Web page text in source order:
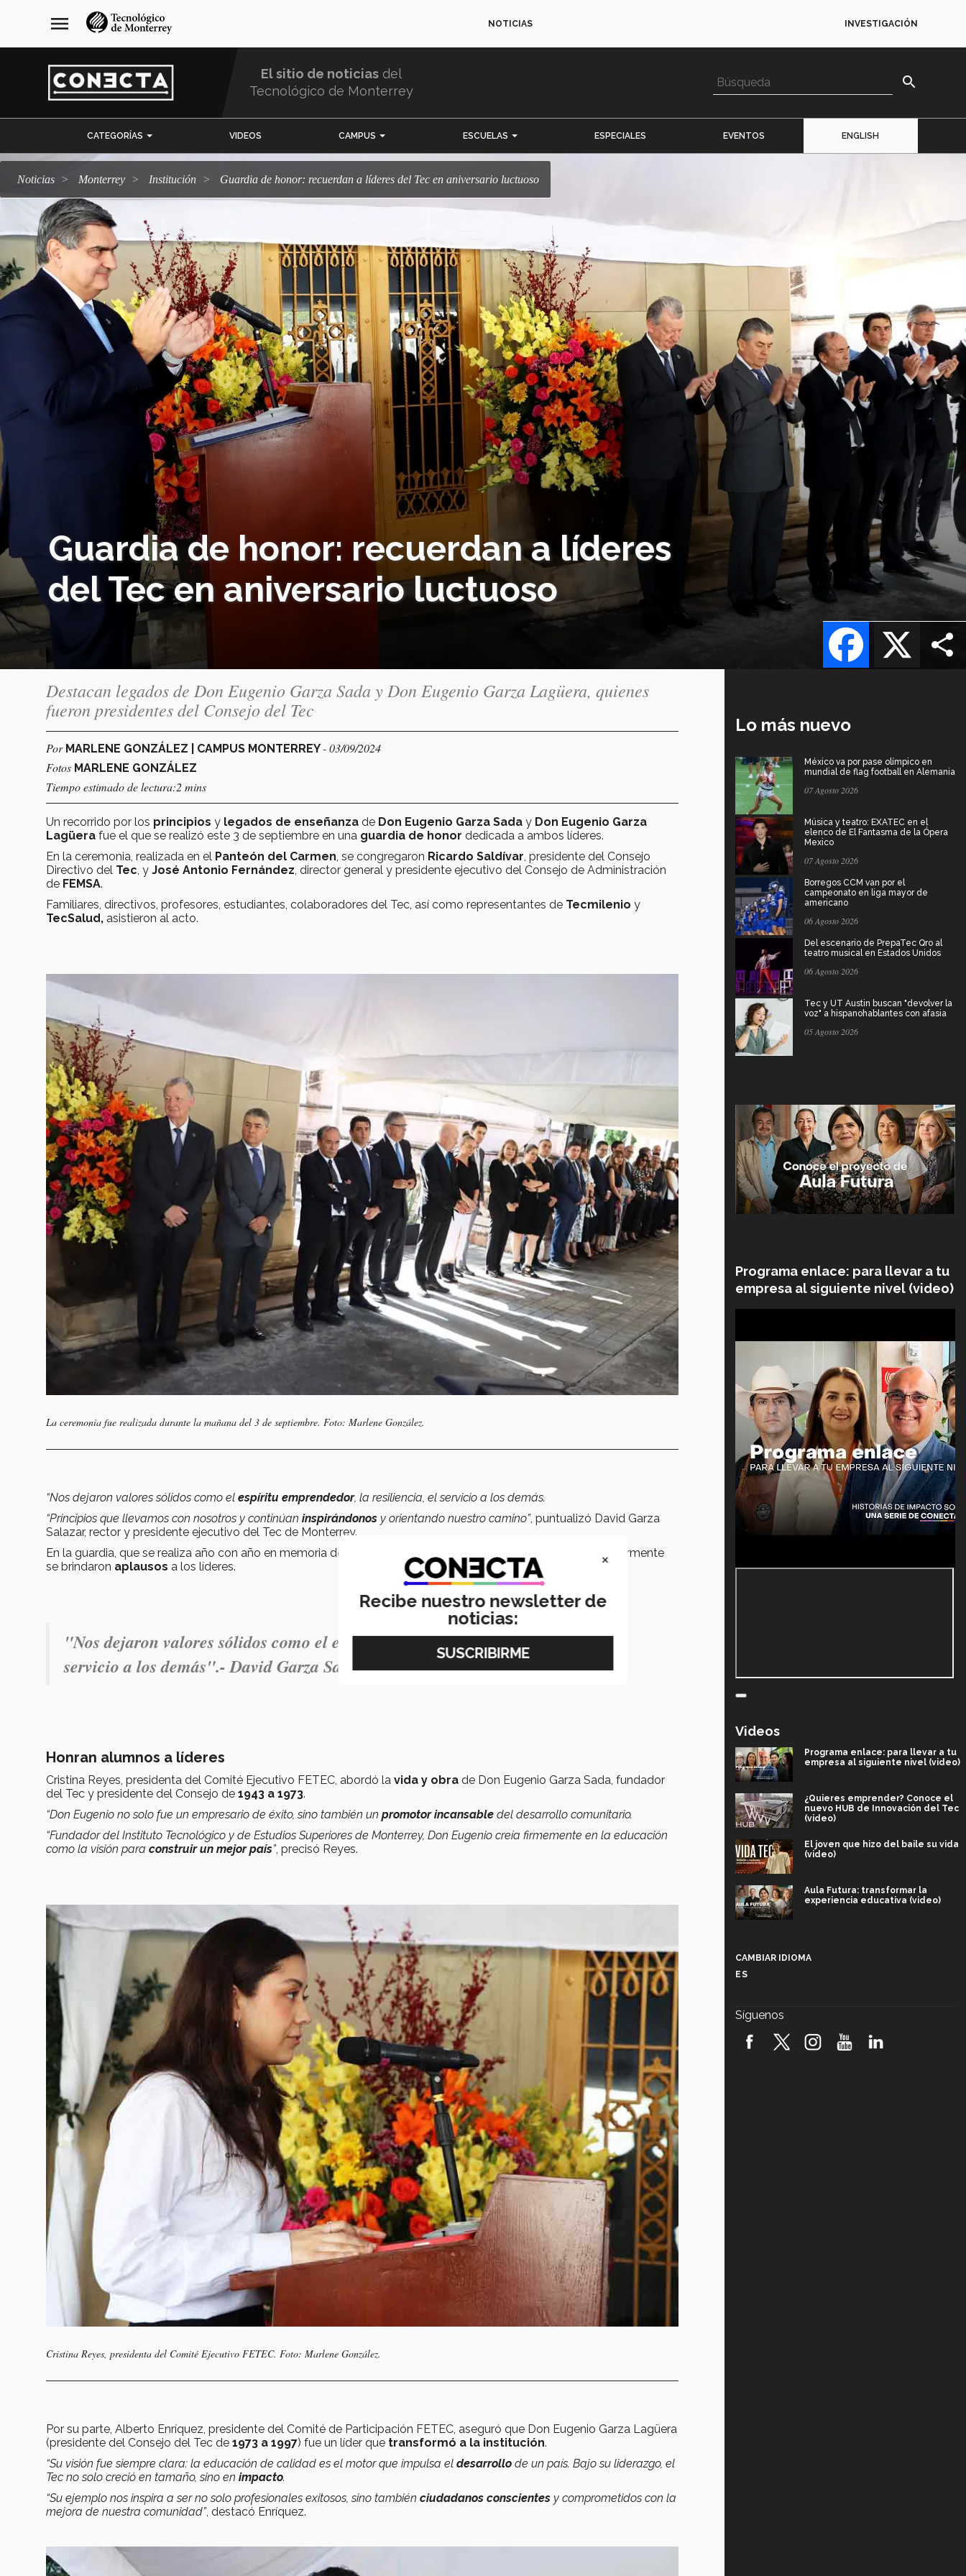
navegación
principal
menu NOTICIAS INVESTIGACIÓN
El sitio de noticias del
Tecnológico de Monterrey
search
CATEGORÍAS VIDEOS CAMPUS ESCUELAS ESPECIALES EVENTOS ENGLISH
Noticias Monterrey Institución Guardia de honor: recuerdan a líderes del Tec en aniversario luctuoso
Guardia de honor: recuerdan a líderes
del Tec en aniversario luctuoso
X
Facebook
Destacan legados de Don Eugenio Garza Sada y Don Eugenio Garza Lagüera, quienes
fueron presidentes del Consejo del Tec
Por MARLENE GONZÁLEZ | CAMPUS MONTERREY- 03/09/2024
Fotos MARLENE GONZÁLEZ
Tiempo estimado de lectura:2 mins
Un recorrido por los principios y legados de enseñanza de Don Eugenio Garza Sada y Don Eugenio Garza
Lagüera fue el que se realizó este 3 de septiembre en una guardia de honor dedicada a ambos líderes.
En la ceremonia, realizada en el Panteón del Carmen , se congregaron Ricardo Saldívar , presidente del Consejo
Directivo del Tec , y José Antonio Fernández , director general y presidente ejecutivo del Consejo de Administración
de FEMSA.
Familiares, directivos, profesores, estudiantes, colaboradores del Tec, así como representantes de Tecmilenio y
TecSalud, asistieron al acto.
La ceremonia fue realizada durante la mañana del 3 de septiembre. Foto: Marlene González.
“Nos dejaron valores sólidos como el espíritu emprendedor, la resiliencia, el servicio a los demás.
“Principios que llevamos con nosotros y continúan inspirándonos y orientando nuestro camino”, puntualizó David Garza
Salazar, rector y presidente ejecutivo del Tec de Monterrey.
En la guardia, que se realiza año con año en memoria de ambos, se guardó un
y posteriormente
se brindaron aplausos a los líderes.
"Nos dejaron valores sólidos como el espíritu emprendedor, la resiliencia, el
servicio a los demás".- David Garza Salazar.
Honran alumnos a líderes
Cristina Reyes, presidenta del Comité Ejecutivo FETEC, abordó la vida y obra de Don Eugenio Garza Sada, fundador
del Tec y presidente del Consejo de 1943 a 1973.
“Don Eugenio no solo fue un empresario de éxito, sino también un promotor incansable del desarrollo comunitario.
“Fundador del Instituto Tecnológico y de Estudios Superiores de Monterrey, Don Eugenio creía firmemente en la educación
como la visión para construir un mejor país”, precisó Reyes.
Cristina Reyes, presidenta del Comité Ejecutivo FETEC. Foto: Marlene González.
Por su parte, Alberto Enríquez, presidente del Comité de Participación FETEC, aseguró que Don Eugenio Garza Lagüera
(presidente del Consejo del Tec de 1973 a 1997) fue un líder que transformó a la institución.
“Su visión fue siempre clara: la educación de calidad es el motor que impulsa el desarrollo de un país. Bajo su liderazgo, el
Tec no solo creció en tamaño, sino en impacto.
“Su ejemplo nos inspira a ser no solo profesionales exitosos, sino también ciudadanos conscientes y comprometidos con la
mejora de nuestra comunidad”, destacó Enríquez.
Lo más nuevo
México va por pase olímpico en
mundial de flag football en Alemania
07 Agosto 2026
Música y teatro: EXATEC en el
elenco de El Fantasma de la Ópera
Mexico
07 Agosto 2026
Borregos CCM van por el
campeonato en liga mayor de
americano
06 Agosto 2026
Del escenario de PrepaTec Qro al
teatro musical en Estados Unidos
06 Agosto 2026
Tec y UT Austin buscan "devolver la
voz" a hispanohablantes con afasia
05 Agosto 2026
Programa enlace: para llevar a tu
empresa al siguiente nivel (video)
Videos
Programa enlace: para llevar a tu
empresa al siguiente nivel (video)
¿Quieres emprender? Conoce el
nuevo HUB de Innovación del Tec
(video)
El joven que hizo del baile su vida
(video)
Aula Futura: transformar la
experiencia educativa (video)
robótica FIRST 2026! (video)
CAMBIAR IDIOMA
ES
Síguenos
×
Recibe nuestro newsletter de
noticias: